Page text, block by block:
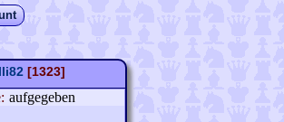
[1323]
aufgegeben